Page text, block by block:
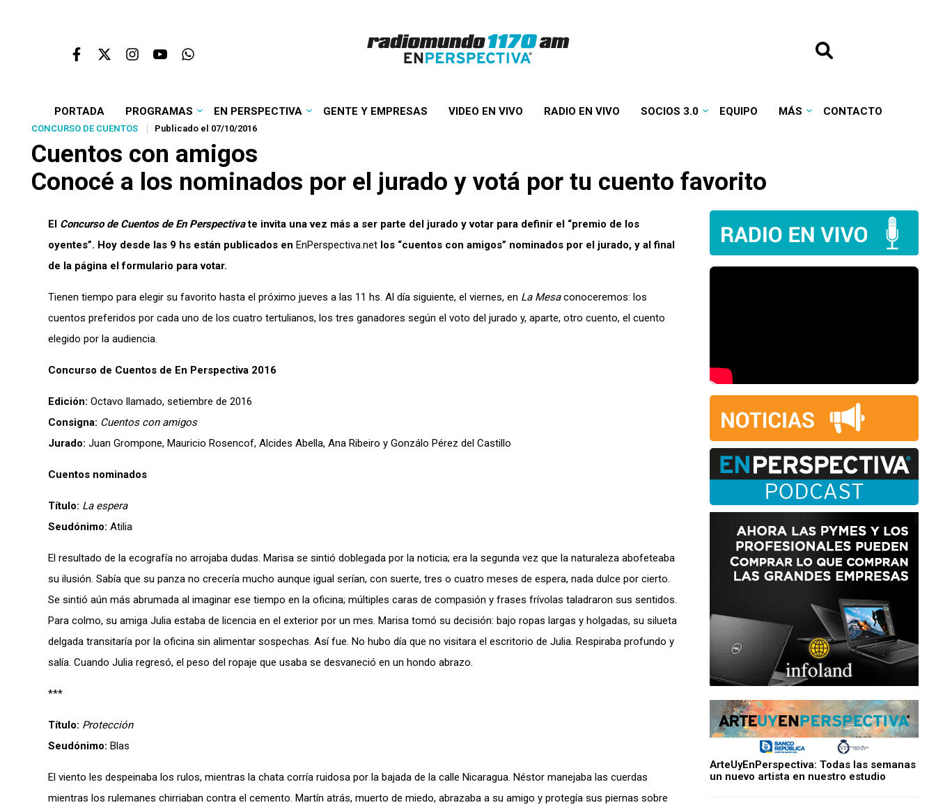
PORTADA PROGRAMAS EN PERSPECTIVA GENTE Y EMPRESAS VIDEO EN VIVO RADIO EN VIVO SOCIOS 3.0 EQUIPO MÁS CONTACTO
CONCURSO DE CUENTOS Publicado el 07/10/2016
Cuentos con amigos
Conocé a los nominados por el jurado y votá por tu cuento favorito
El Concurso de Cuentos de En Perspectivate invita una vez más a ser parte del jurado y votar para definir el “premio de los
oyentes”. Hoy desde las 9 hs están publicados en EnPerspectiva.net los “cuentos con amigos” nominados por el jurado, y al final
de la página el formulario para votar.
Tienen tiempo para elegir su favorito hasta el próximo jueves a las 11 hs. Al día siguiente, el viernes, en La Mesaconoceremos: los
cuentos preferidos por cada uno de los cuatro tertulianos, los tres ganadores según el voto del jurado y, aparte, otro cuento, el cuento
elegido por la audiencia.
Concurso de Cuentos de En Perspectiva 2016
Edición: Octavo llamado, setiembre de 2016
Consigna: Cuentos con amigos
Jurado: Juan Grompone, Mauricio Rosencof, Alcides Abella, Ana Ribeiro y Gonzálo Pérez del Castillo
Cuentos nominados
Título: La espera
Seudónimo: Atilia
El resultado de la ecografía no arrojaba dudas. Marisa se sintió doblegada por la noticia; era la segunda vez que la naturaleza abofeteaba
su ilusión. Sabía que su panza no crecería mucho aunque igual serían, con suerte, tres o cuatro meses de espera, nada dulce por cierto.
Se sintió aún más abrumada al imaginar ese tiempo en la oficina; múltiples caras de compasión y frases frívolas taladraron sus sentidos.
Para colmo, su amiga Julia estaba de licencia en el exterior por un mes. Marisa tomó su decisión: bajo ropas largas y holgadas, su silueta
delgada transitaría por la oficina sin alimentar sospechas. Así fue. No hubo día que no visitara el escritorio de Julia. Respiraba profundo y
salía. Cuando Julia regresó, el peso del ropaje que usaba se desvaneció en un hondo abrazo.
***
Título: Protección
Seudónimo: Blas
El viento les despeinaba los rulos, mientras la chata corría ruidosa por la bajada de la calle Nicaragua. Néstor manejaba las cuerdas
mientras los rulemanes chirriaban contra el cemento. Martín atrás, muerto de miedo, abrazaba a su amigo y protegía sus piernas sobre
ArteUyEnPerspectiva: Todas las semanas
un nuevo artista en nuestro estudio